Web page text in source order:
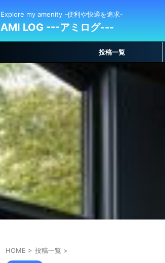
Explore my amenity -便利や快適を追求-
AMI LOG ---アミログ---
投稿一覧
HOME > 投稿一覧 >